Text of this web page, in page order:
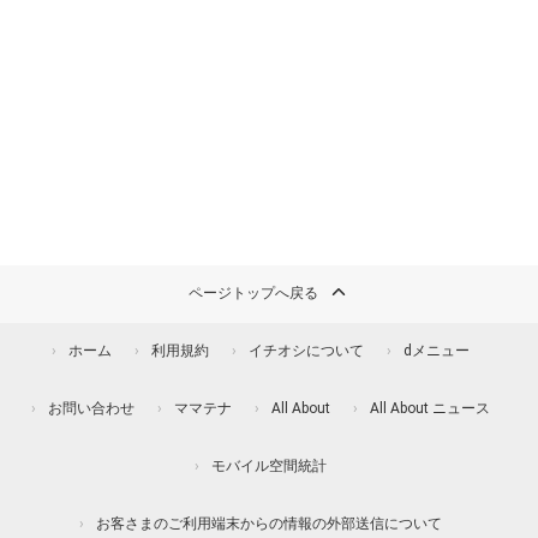
ページトップへ戻る
ホーム 利用規約 イチオシについて dメニュー
お問い合わせ ママテナ All About All About ニュース
モバイル空間統計
お客さまのご利用端末からの情報の外部送信について